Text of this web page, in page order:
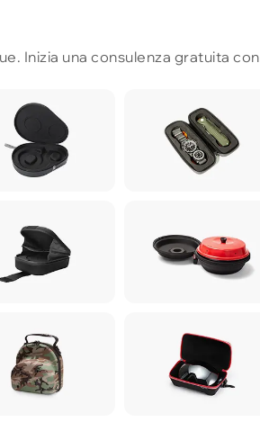
Inizia una consulenza gratuita con